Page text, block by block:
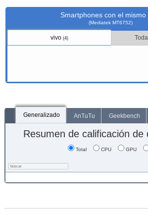
Smartphones con el mismo
(Mediatek MT6752)
vivo(4)
Generalizado AnTuTu Geekbench
Resumen de calificación de
Total CPU GPU